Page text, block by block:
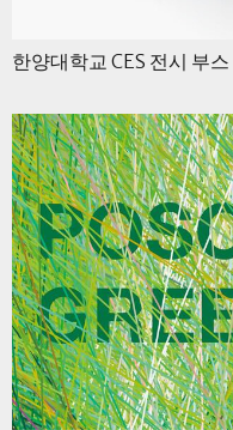
한양대학교 CES 전시 부